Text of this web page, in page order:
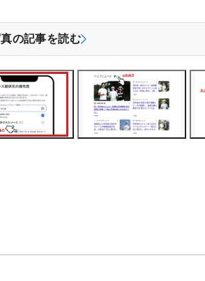
の記事を読む